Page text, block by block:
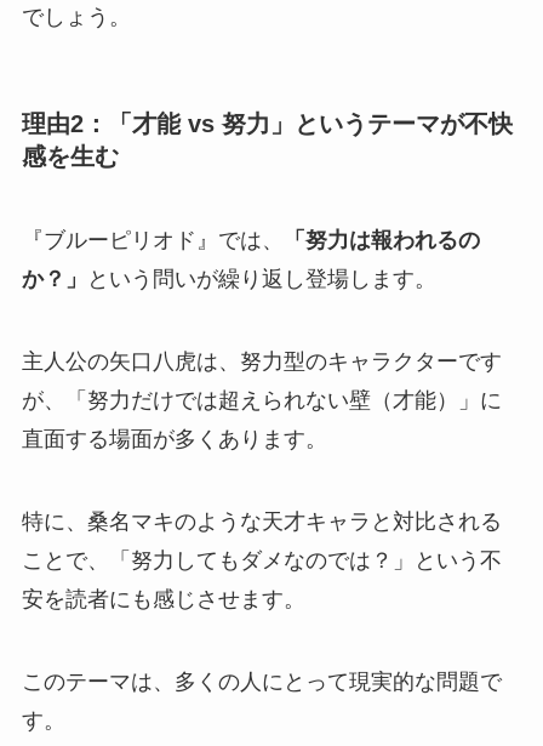
でしょう。
理由2：「才能 vs 努力」というテーマが不快
感を生む
『ブルーピリオド』では、
「努力は報われるの
か？」
という問いが繰り返し登場します。
主人公の矢口八虎は、努力型のキャラクターです
が、「努力だけでは超えられない壁（才能）」に
直面する場面が多くあります。
特に、桑名マキのような天才キャラと対比される
ことで、
「努力してもダメなのでは？」という不
安を読者にも感じさせます。
このテーマは、多くの人にとって現実的な問題で
す。